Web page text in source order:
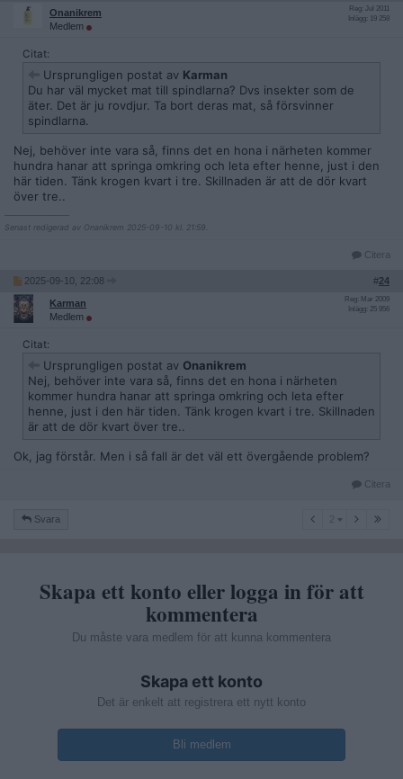
Onanikrem
Medlem
Reg: Jul 2011
Inlägg: 19 258
Citat:
Ursprungligen postat av Karman
Du har väl mycket mat till spindlarna? Dvs insekter som de
äter. Det är ju rovdjur. Ta bort deras mat, så försvinner
spindlarna.
Nej, behöver inte vara så, finns det en hona i närheten kommer
hundra hanar att springa omkring och leta efter henne, just i den
här tiden. Tänk krogen kvart i tre. Skillnaden är att de dör kvart
över tre..
Senast redigerad av Onanikrem 2025-09-10 kl. 21:59.
Citera
2025-09-10, 22:08 #24
Karman
Medlem
Reg: Mar 2009
Inlägg: 25 956
Citat:
Ursprungligen postat av Onanikrem
Nej, behöver inte vara så, finns det en hona i närheten
kommer hundra hanar att springa omkring och leta efter
henne, just i den här tiden. Tänk krogen kvart i tre. Skillnaden
är att de dör kvart över tre..
Ok, jag förstår. Men i så fall är det väl ett övergående problem?
Citera
Svara
Skapa ett konto eller logga in för att
kommentera
Du måste vara medlem för att kunna kommentera
Skapa ett konto
Det är enkelt att registrera ett nytt konto
Bli medlem